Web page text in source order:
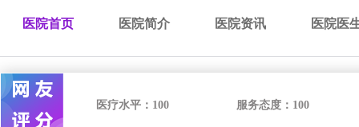
医院首页 医院简介 医院资讯 医院医
医疗水平： 100 服务态度： 100